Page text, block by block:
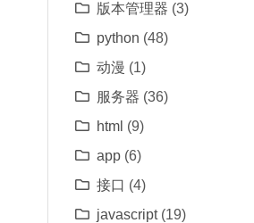
版本管理器 (3)
python (48)
动漫 (1)
服务器 (36)
html (9)
app(6)
接口 (4)
javascript(19)